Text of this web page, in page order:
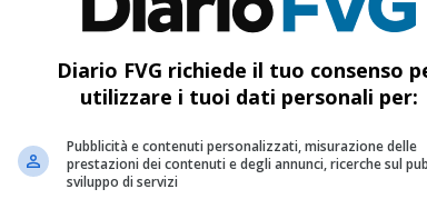
rinnovare i vigneti: via libera dalla Giunta
Diario FVG richiede il tuo consenso
utilizzare i tuoi dati personali per:
Pubblicità e contenuti personalizzati, misurazione delle
prestazioni dei contenuti e degli annunci, ricerche sul
sviluppo di servizi